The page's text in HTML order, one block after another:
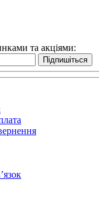
та акціями:
Підпишіться